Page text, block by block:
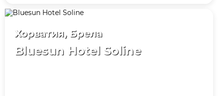
Хорватия, Брела
Bluesun Hotel Soline